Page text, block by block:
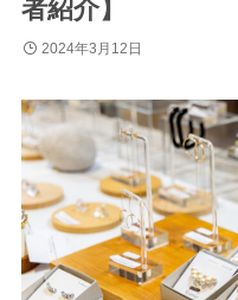
者紹介】
2024年3月12日